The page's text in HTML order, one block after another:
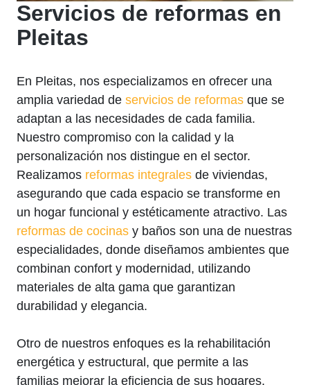
Servicios de reformas en
Pleitas
En Pleitas, nos especializamos en ofrecer una
amplia variedad de servicios de reformas que se
adaptan a las necesidades de cada familia.
Nuestro compromiso con la calidad y la
personalización nos distingue en el sector.
Realizamos reformas integrales de viviendas,
asegurando que cada espacio se transforme en
un hogar funcional y estéticamente atractivo. Las
reformas de cocinas y baños son una de nuestras
especialidades, donde diseñamos ambientes que
combinan confort y modernidad, utilizando
materiales de alta gama que garantizan
durabilidad y elegancia.
Otro de nuestros enfoques es la rehabilitación
energética y estructural, que permite a las
familias mejorar la eficiencia de sus hogares,